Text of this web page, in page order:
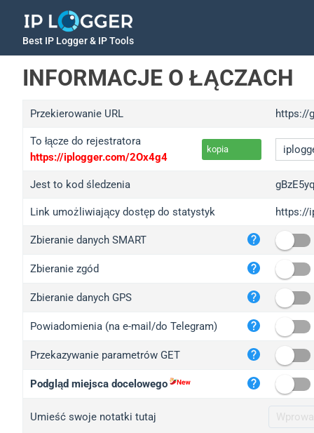
Best IP Logger & IP Tools
INFORMACJE O ŁĄCZACH
Przekierowanie URL https://
To łącze do rejestratora
https://iplogger.com/2Ox4g4
kopia
wl.gl
ed.tc
Jest to kod śledzenia
Link umożliwiający dostęp do statystyk https://
Zbieranie danych SMART
Zbieranie zgód
Zbieranie danych GPS
Powiadomienia (na e-mail/do Telegram)
Przekazywanie parametrów GET
Podgląd miejsca docelowego
Umieść swoje notatki tutaj